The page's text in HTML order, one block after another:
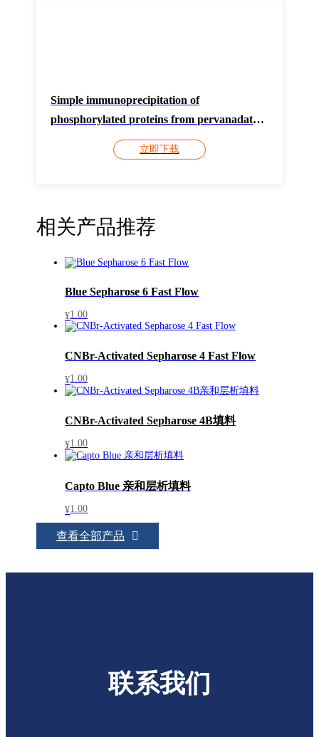
Simple immunoprecipitation of
phosphorylated proteins from pervanadate
stimulated CHO cells using paramagnetic
立即下载
相关产品推荐
Blue Sepharose 6 Fast Flow
¥1.00
CNBr-Activated Sepharose 4 Fast Flow
¥1.00
CNBr-Activated Sepharose 4B填料
¥1.00
Capto Blue 亲和层析填料
¥1.00
查看全部产品
联系我们